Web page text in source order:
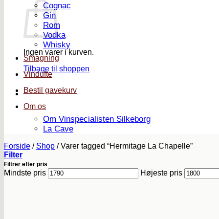
Ingen varer i kurven.
Tilbage til shoppen
Cognac
Gin
Rom
Vodka
Whisky
Smagning
Vindufte
Bestil gavekurv
Om os
Om Vinspecialisten Silkeborg
La Cave
Forside / Shop /Varer tagged “Hermitage La Chapelle”
Filter
Filtrer efter pris
Mindste pris Højeste pris